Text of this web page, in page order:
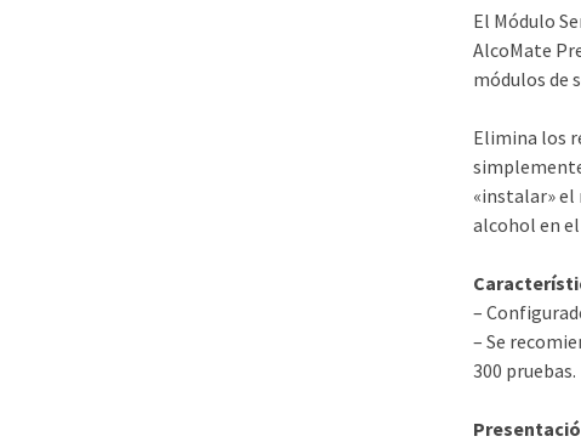
El Módulo
AlcoMate
módulos de
Elimina los
«instalar» el
alcohol en
–
– Se
300 pruebas.